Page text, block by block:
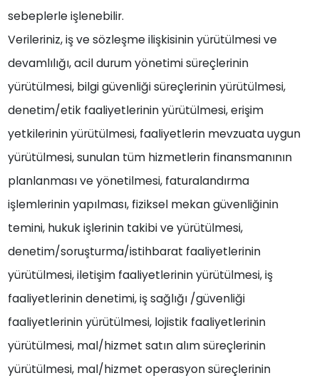
sebeplerle işlenebilir.
Verileriniz, iş ve sözleşme ilişkisinin yürütülmesi ve
devamlılığı, acil durum yönetimi süreçlerinin
yürütülmesi, bilgi güvenliği süreçlerinin yürütülmesi,
denetim/etik faaliyetlerinin yürütülmesi, erişim
yetkilerinin yürütülmesi, faaliyetlerin mevzuata uygun
yürütülmesi, sunulan tüm hizmetlerin finansmanının
planlanması ve yönetilmesi, faturalandırma
işlemlerinin yapılması, fiziksel mekan güvenliğinin
temini, hukuk işlerinin takibi ve yürütülmesi,
denetim/soruşturma/istihbarat faaliyetlerinin
yürütülmesi, iletişim faaliyetlerinin yürütülmesi, iş
faaliyetlerinin denetimi, iş sağlığı /güvenliği
faaliyetlerinin yürütülmesi, lojistik faaliyetlerinin
yürütülmesi, mal/hizmet satın alım süreçlerinin
yürütülmesi, mal/hizmet operasyon süreçlerinin